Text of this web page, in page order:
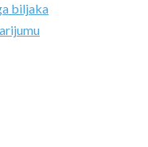
biljaka